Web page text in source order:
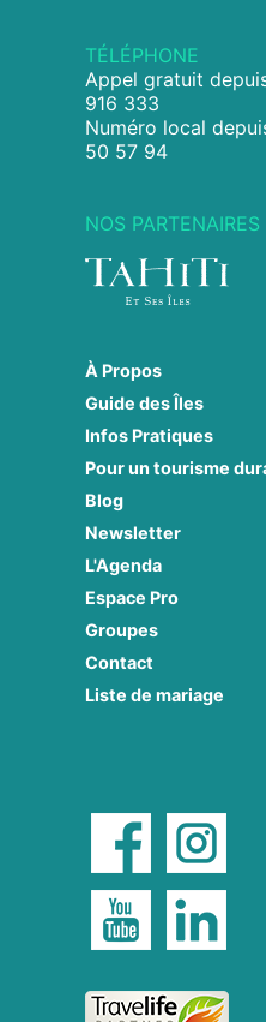
TÉLÉPHONE
Appel gratuit
916 333
Numéro local
50 57 94
NOS PARTENAIRES
À Propos
Guide des Îles
Infos Pratiques
Pour un tourisme
Blog
Newsletter
L'Agenda
Espace Pro
Groupes
Contact
Liste de mariage